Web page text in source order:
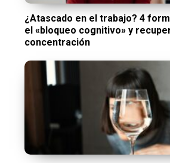
¿Atascado en el trabajo? 4
el «bloqueo cognitivo» y
concentración